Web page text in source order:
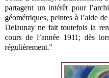
partagent un intérêt pour
géométriques, peintes à l’aide
Delaunay ne fait toutefois la
cours de l’année 1911; dès
régulièrement."